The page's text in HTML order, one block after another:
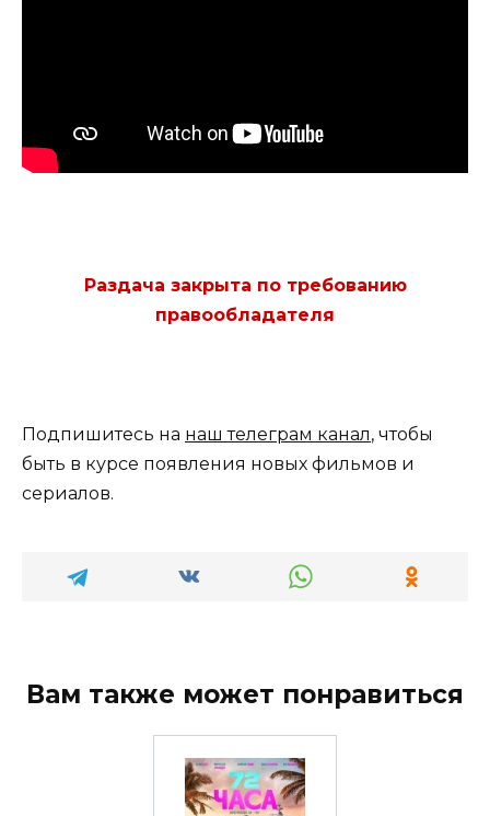
Раздача закрыта по требованию
правообладателя
Подпишитесь на наш телеграм канал, чтобы
быть в курсе появления новых фильмов и
сериалов.
Вам также может понравиться